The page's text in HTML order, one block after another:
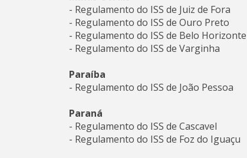
- Regulamento do ISS de Juiz de Fora
- Regulamento do ISS de Ouro Preto
- Regulamento do ISS de Belo Horizonte
- Regulamento do ISS de Varginha
Paraíba
- Regulamento do ISS de João Pessoa
Paraná
- Regulamento do ISS de Cascavel
- Regulamento do ISS de Foz do Iguaçu